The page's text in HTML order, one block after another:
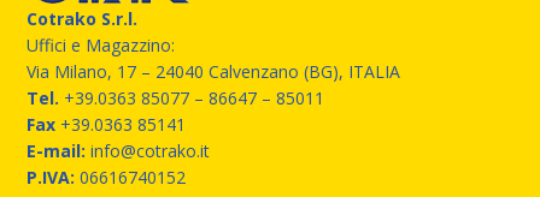
Cotrako S.r.l.
Uffici e Magazzino:
Via Milano, 17 – 24040 Calvenzano (BG), ITALIA
Tel. +39.0363 85077 – 86647 – 85011
Fax +39.0363 85141
E-mail: info@cotrako.it
P.IVA: 06616740152